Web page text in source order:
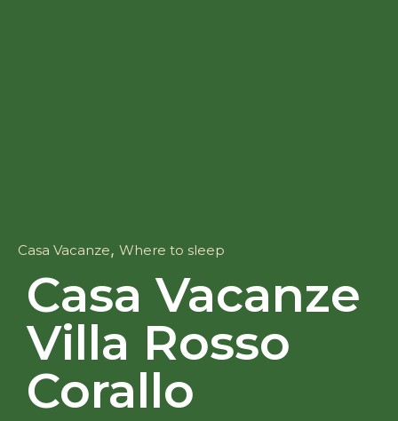
Casa Vacanze
Villa Rosso
Corallo
Casa Vacanze, Where to sleep